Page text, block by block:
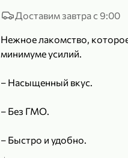
Доставим завтра с 9:00
Нежное лакомство,
минимуме усилий.
– Насыщенный вкус.
– Без ГМО.
– Быстро и удобно.
5